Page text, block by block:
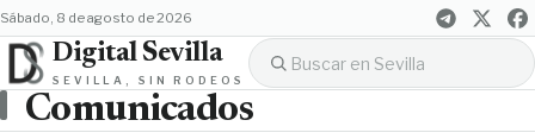
sábado, 8 de agosto de 2026
Digital Sevilla
SEVILLA, SIN RODEOS
Comunicados